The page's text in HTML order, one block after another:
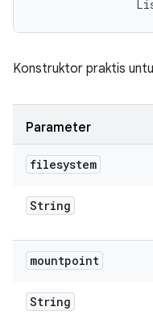
Konstruktor praktis
Parameter
filesystem
String
mountpoint
String